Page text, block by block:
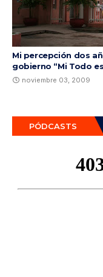
Mi percepción dos
gobierno “Mi Todo
noviembre 03, 2009
PÓDCASTS